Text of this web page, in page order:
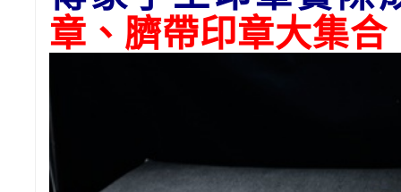
章、臍帶印章大集合